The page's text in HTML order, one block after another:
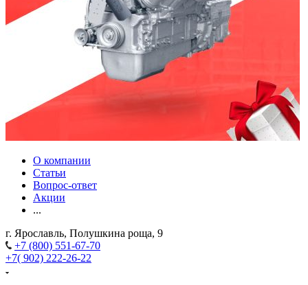
О компании
Статьи
Вопрос-ответ
Акции
...
г. Ярославль, Полушкина роща, 9
+7 (800) 551-67-70
+7( 902) 222-26-22